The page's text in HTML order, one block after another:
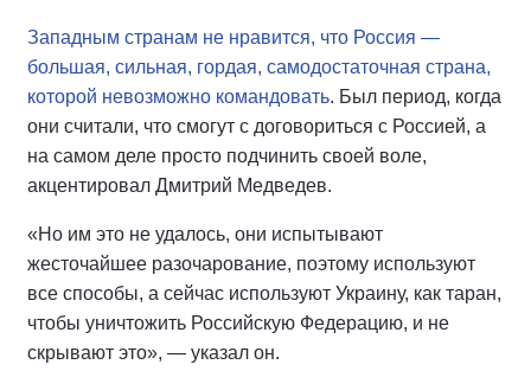
Западным странам не нравится, что Россия —
большая, сильная, гордая, самодостаточная страна,
которой невозможно командовать. Был период, когда
они считали, что смогут с договориться с Россией, а
на самом деле просто подчинить своей воле,
акцентировал Дмитрий Медведев.
«Но им это не удалось, они испытывают
жесточайшее разочарование, поэтому используют
все способы, а сейчас используют Украину, как таран,
чтобы уничтожить Российскую Федерацию, и не
скрывают это», — указал он.